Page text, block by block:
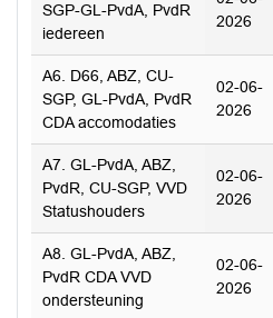
SGP-GL-PvdA, PvdR
iedereen
2026
A6. D66, ABZ, CU-
SGP, GL-PvdA, PvdR
CDA accomodaties
02-06-
2026
A7. GL-PvdA, ABZ,
PvdR, CU-SGP, VVD
Statushouders
02-06-
2026
A8. GL-PvdA, ABZ,
PvdR CDA VVD
ondersteuning
02-06-
2026